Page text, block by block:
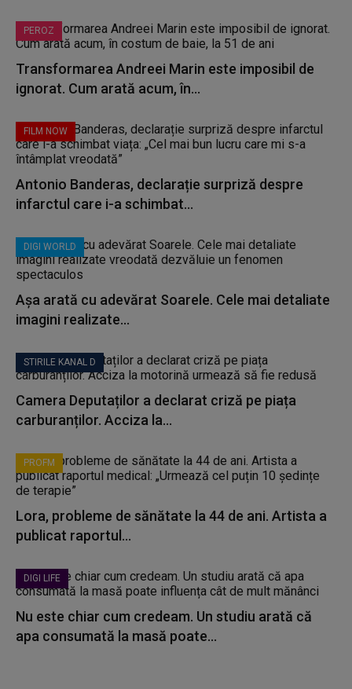
PEROZ
Transformarea Andreei Marin este imposibil de
ignorat. Cum arată acum, în...
FILM NOW
Antonio Banderas, declarație surpriză despre
infarctul care i-a schimbat...
DIGI WORLD
Așa arată cu adevărat Soarele. Cele mai detaliate
imagini realizate...
STIRILE KANAL D
Camera Deputaților a declarat criză pe piața
carburanților. Acciza la...
PROFM
Lora, probleme de sănătate la 44 de ani. Artista a
publicat raportul...
DIGI LIFE
Nu este chiar cum credeam. Un studiu arată că
apa consumată la masă poate...